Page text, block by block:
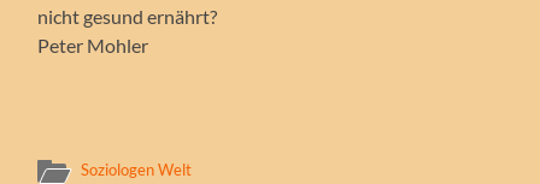
nicht gesund ernährt?
Peter Mohler
Soziologen Welt